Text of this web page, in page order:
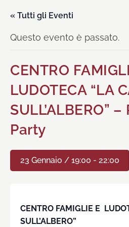
« Tutti gli Eventi
Questo evento è passato.
CENTRO
LUDOTECA “LA
SULL’ALBERO”
Party
23 Gennaio / 19:00 - 22:00
CENTRO FAMIGLIE E
SULL’ALBERO”